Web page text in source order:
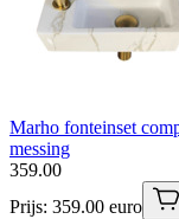
Marho fonteinset
messing
359.00
Prijs: 359.00 euro